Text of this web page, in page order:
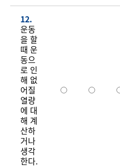
12.
운동
을 할
때 운
동으
로 인
해 없
어질
열량
에 대
해 계
산하
거나
생각
한다.